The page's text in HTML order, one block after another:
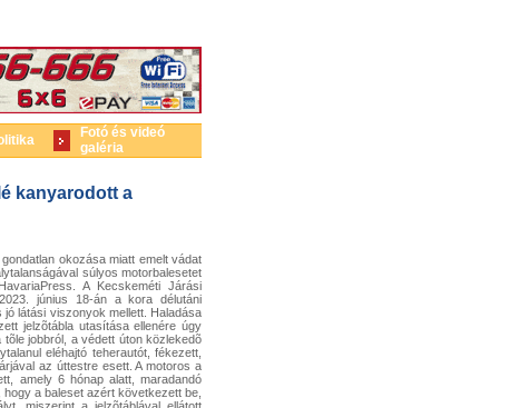
Fotó és videó
galéria
kanyarodott a
okozása miatt emelt vádat
súlyos motorbalesetet
A Kecskeméti Járási
június 18-án a kora délutáni
látási viszonyok mellett. Haladása
jelzõtábla utasítása ellenére úgy
jobbról, a védett úton közlekedõ
eléhajtó teherautót, fékezett,
az úttestre esett. A motoros a
amely 6 hónap alatt, maradandó
a baleset azért következett be,